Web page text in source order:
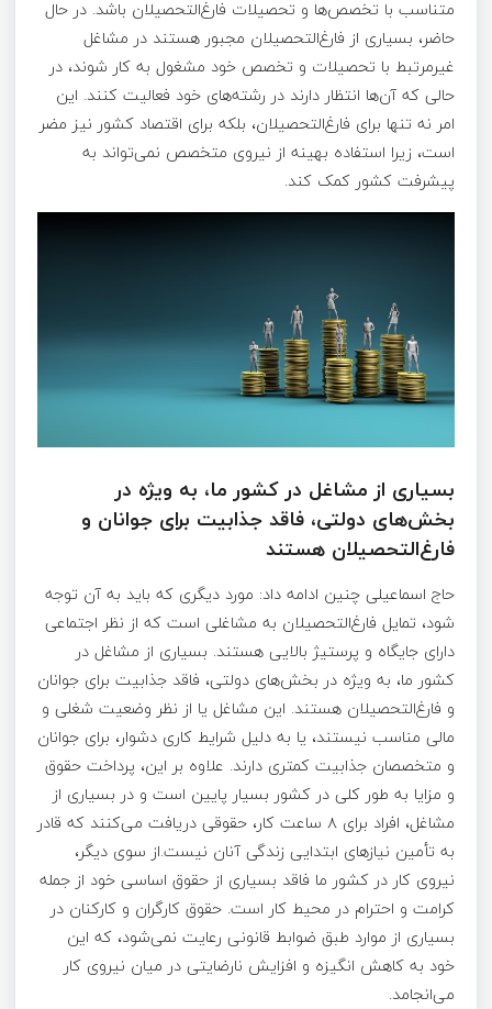
متناسب با تخصص‌ها و تحصیلات فارغ‌التحصیلان باشد. در حال
حاضر، بسیاری از فارغ‌التحصیلان مجبور هستند در مشاغل
غیرمرتبط با تحصیلات و تخصص خود مشغول به کار شوند، در
حالی که آن‌ها انتظار دارند در رشته‌های خود فعالیت کنند. این
امر نه تنها برای فارغ‌التحصیلان، بلکه برای اقتصاد کشور نیز مضر
است، زیرا استفاده بهینه از نیروی متخصص نمی‌تواند به
پیشرفت کشور کمک کند.
بسیاری از مشاغل در کشور ما، به ویژه در
بخش‌های دولتی، فاقد جذابیت برای جوانان و
فارغ‌التحصیلان هستند
حاج اسماعیلی چنین ادامه داد: مورد دیگری که باید به آن توجه
شود، تمایل فارغ‌التحصیلان به مشاغلی است که از نظر اجتماعی
دارای جایگاه و پرستیژ بالایی هستند. بسیاری از مشاغل در
کشور ما، به ویژه در بخش‌های دولتی، فاقد جذابیت برای جوانان
و فارغ‌التحصیلان هستند. این مشاغل یا از نظر وضعیت شغلی و
مالی مناسب نیستند، یا به دلیل شرایط کاری دشوار، برای جوانان
و متخصصان جذابیت کمتری دارند. علاوه بر این، پرداخت حقوق
و مزایا به طور کلی در کشور بسیار پایین است و در بسیاری از
مشاغل، افراد برای ۸ ساعت کار، حقوقی دریافت می‌کنند که قادر
به تأمین نیازهای ابتدایی زندگی آنان نیست.از سوی دیگر،
نیروی کار در کشور ما فاقد بسیاری از حقوق اساسی خود از جمله
کرامت و احترام در محیط کار است. حقوق کارگران و کارکنان در
بسیاری از موارد طبق ضوابط قانونی رعایت نمی‌شود، که این
خود به کاهش انگیزه و افزایش نارضایتی در میان نیروی کار
می‌انجامد.